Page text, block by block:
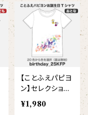
【ことふえパピヨ
ン】セレクション
半袖Tシャツ(大
人)
¥1,980